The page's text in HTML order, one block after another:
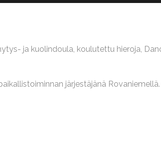
ja kuolindoula, koulutettu hieroja,
järjestäjänä